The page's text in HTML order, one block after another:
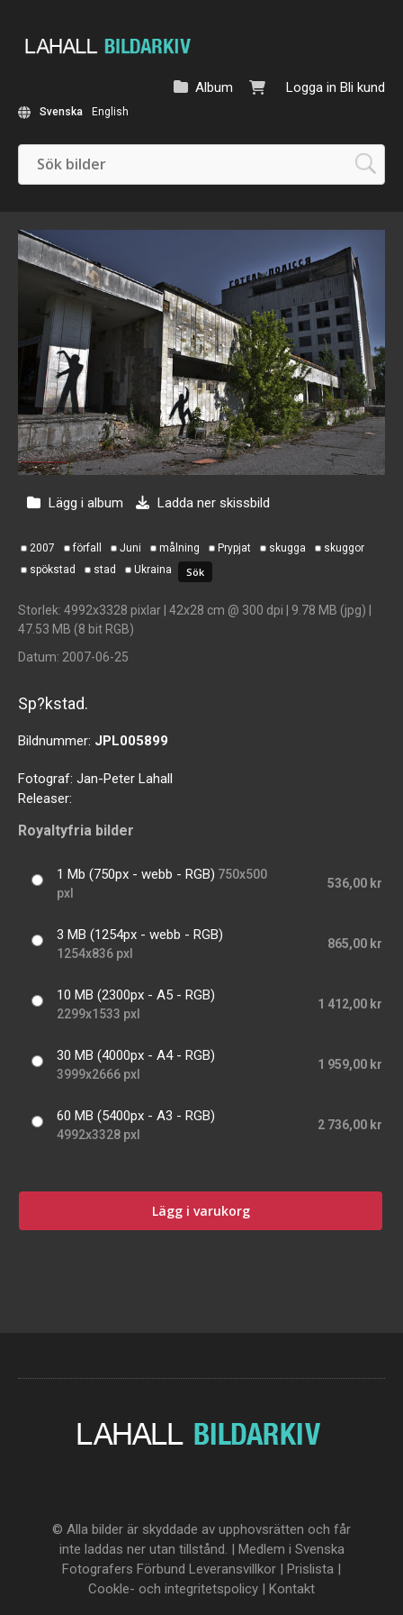
Logga in Bli kund
Album
Svenska English
Lägg i album Ladda ner skissbild
2007 förfall Juni målning Prypjat skugga
skuggor
spökstad
stad Ukraina
Storlek: 4992x3328 pixlar | 42x28 cm @ 300 dpi | 9.78 MB (jpg) |
47.53 MB (8 bit RGB)
Datum: 2007-06-25
Sp?kstad.
Bildnummer: JPL005899
Fotograf: Jan-Peter Lahall
Releaser:
Royaltyfria bilder
1 Mb (750px - webb - RGB) 750x500
pxl
536,00 kr
3 MB (1254px - webb - RGB)
1254x836 pxl
865,00 kr
10 MB (2300px - A5 - RGB)
2299x1533 pxl
1 412,00 kr
30 MB (4000px - A4 - RGB)
3999x2666 pxl
1 959,00 kr
60 MB (5400px - A3 - RGB)
4992x3328 pxl
2 736,00 kr
Lägg i varukorg
© Alla bilder är skyddade av upphovsrätten och får
inte laddas ner utan tillstånd. | Medlem i Svenska
Fotografers Förbund Leveransvillkor | Prislista |
Cookle- och integritetspolicy | Kontakt